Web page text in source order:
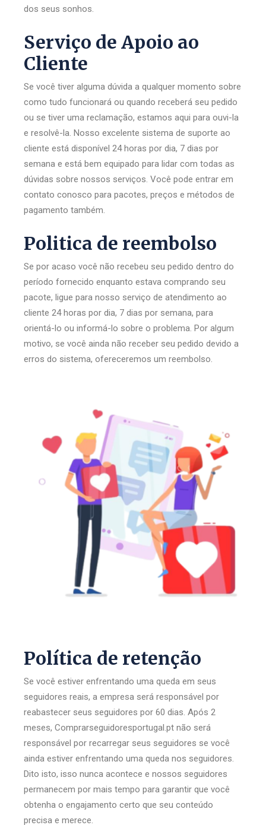
dos seus sonhos.
Serviço de Apoio ao
Cliente
Se você tiver alguma dúvida a qualquer momento sobre
como tudo funcionará ou quando receberá seu pedido
ou se tiver uma reclamação, estamos aqui para ouvi-la
e resolvê-la. Nosso excelente sistema de suporte ao
cliente está disponível 24 horas por dia, 7 dias por
semana e está bem equipado para lidar com todas as
dúvidas sobre nossos serviços. Você pode entrar em
contato conosco para pacotes, preços e métodos de
pagamento também.
Politica de reembolso
Se por acaso você não recebeu seu pedido dentro do
período fornecido enquanto estava comprando seu
pacote, ligue para nosso serviço de atendimento ao
cliente 24 horas por dia, 7 dias por semana, para
orientá-lo ou informá-lo sobre o problema. Por algum
motivo, se você ainda não receber seu pedido devido a
erros do sistema, ofereceremos um reembolso.
Política de retenção
Se você estiver enfrentando uma queda em seus
seguidores reais, a empresa será responsável por
reabastecer seus seguidores por 60 dias. Após 2
meses, Comprarseguidoresportugal.pt não será
responsável por recarregar seus seguidores se você
ainda estiver enfrentando uma queda nos seguidores.
Dito isto, isso nunca acontece e nossos seguidores
permanecem por mais tempo para garantir que você
obtenha o engajamento certo que seu conteúdo
precisa e merece.